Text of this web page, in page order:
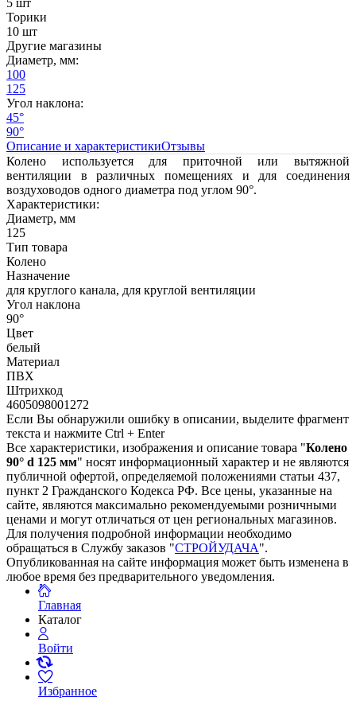
5 шт
Торики
10 шт
Другие магазины
Диаметр, мм:
100
125
Угол наклона:
45°
90°
Описание и характеристикиОтзывы
Колено используется для приточной или вытяжной
вентиляции в различных помещениях и для соединения
воздуховодов одного диаметра под углом 90°.
Характеристики:
Диаметр, мм
125
Тип товара
Колено
Назначение
для круглого канала, для круглой вентиляции
Угол наклона
90°
Цвет
белый
Материал
ПВХ
Штрихкод
4605098001272
Если Вы обнаружили ошибку в описании, выделите фрагмент
текста и нажмите Ctrl + Enter
Все характеристики, изображения и описание товара "Колено
90° d 125 мм" носят информационный характер и не являются
публичной офертой, определяемой положениями статьи 437,
пункт 2 Гражданского Кодекса РФ. Все цены, указанные на
сайте, являются максимально рекомендуемыми розничными
ценами и могут отличаться от цен региональных магазинов.
Для получения подробной информации необходимо
обращаться в Службу заказов "СТРОЙУДАЧА".
Опубликованная на сайте информация может быть изменена в
любое время без предварительного уведомления.
Главная
Каталог
Войти
Избранное